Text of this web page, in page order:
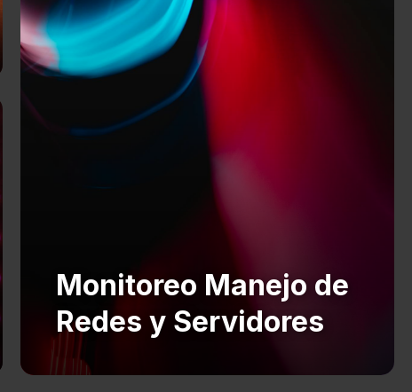
Monitoreo Manejo de
Redes y Servidores